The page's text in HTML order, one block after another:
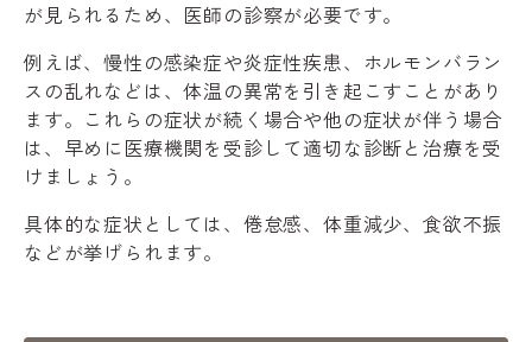
が見られるため、医師の診察が必要です。
例えば、慢性の感染症や炎症性疾患、ホルモンバラン
スの乱れなどは、体温の異常を引き起こすことがあり
ます。これらの症状が続く場合や他の症状が伴う場合
は、早めに医療機関を受診して適切な診断と治療を受
けましょう。
具体的な症状としては、倦怠感、体重減少、食欲不振
などが挙げられます。